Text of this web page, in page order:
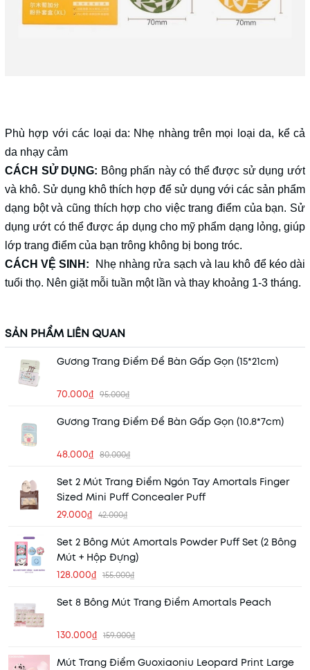
Phù hợp với các loại da: Nhẹ nhàng trên mọi loại da, kể cả
da nhạy cảm
CÁCH SỬ DỤNG: Bông phấn này có thể được sử dụng ướt
và khô. Sử dụng khô thích hợp để sử dụng với các sản phẩm
dạng bột và cũng thích hợp cho việc trang điểm của bạn. Sử
dụng ướt có thể được áp dụng cho mỹ phẩm dạng lỏng, giúp
lớp trang điểm của bạn trông không bị bong tróc.
CÁCH VỆ SINH:
Nhẹ nhàng rửa sạch và lau khô để kéo dài
tuổi thọ. Nên giặt mỗi tuần một lần và thay khoảng 1-3 tháng.
SẢN PHẨM LIÊN QUAN
Gương Trang Điểm Để Bàn Gấp Gọn (15*21cm)
70.000₫ 95.000₫
Gương Trang Điểm Để Bàn Gấp Gọn (10.8*7cm)
48.000₫ 80.000₫
Set 2 Mút Trang Điểm Ngón Tay Amortals Finger
Sized Mini Puff Concealer Puff
29.000₫ 42.000₫
Set 2 Bông Mút Amortals Powder Puff Set (2 Bông
Mút + Hộp Đựng)
128.000₫ 155.000₫
Set 8 Bông Mút Trang Điểm Amortals Peach
130.000₫ 159.000₫
Mút Trang Điểm Guoxiaoniu Leopard Print Large